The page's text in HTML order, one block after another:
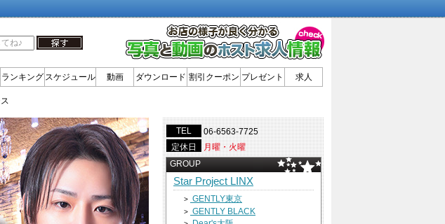
ランキング スケジュール 動画 ダウンロード 割引クーポン プレゼント 求人
TEL
06-6563-7725
定休日
月曜・火曜
GROUP
Star Project LINX
> GENTLY東京
> GENTLY BLACK